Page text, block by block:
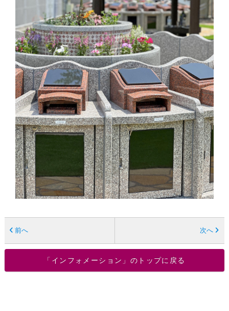
前へ 次へ
「インフォメーション」のトップに戻る